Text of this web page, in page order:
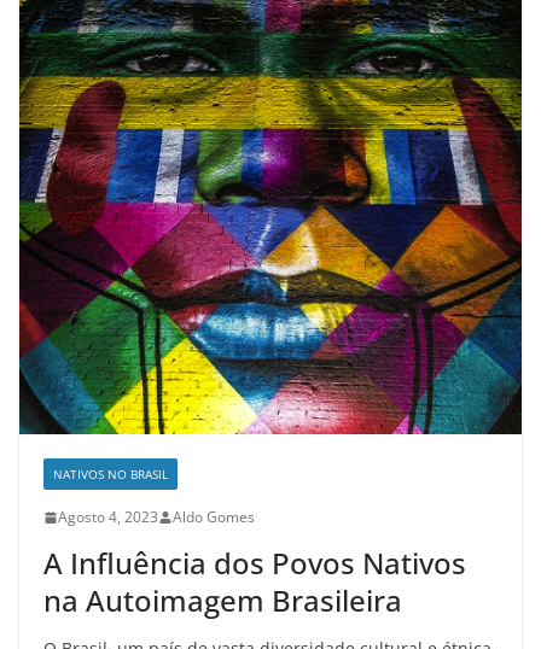
NATIVOS NO BRASIL
Agosto 4, 2023 Aldo Gomes
A Influência dos Povos Nativos
na Autoimagem Brasileira